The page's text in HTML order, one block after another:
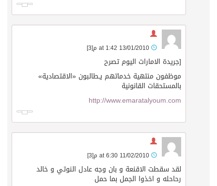
[3]
[جريدة الامارات اليوم تصرح
موظفون منتهية خدماتهم يـطالبون «الاقتصادية»
بالمستحقات القانونية
http://www.emaratalyoum.com
[3]
لقد سقطت الاقنعة و بان وجه عادل النوتي و خالد
رحاحله و اخذوا الجمل بما حمل